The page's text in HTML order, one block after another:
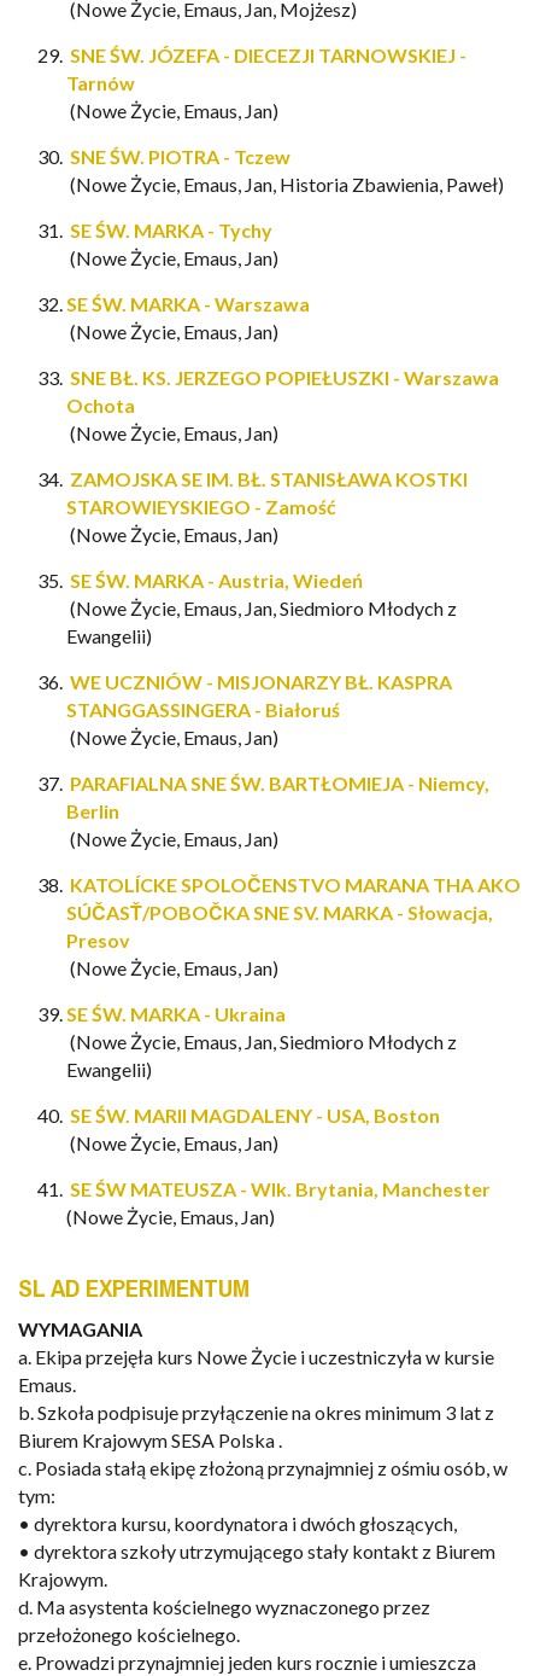
(Nowe Życie, Emaus, Jan, Mojżesz)
SNE ŚW. JÓZEFA - DIECEZJI TARNOWSKIEJ -
Tarnów
(Nowe Życie, Emaus, Jan)
SNE ŚW. PIOTRA - Tczew
(Nowe Życie, Emaus, Jan, Historia Zbawienia, Paweł)
SE ŚW. MARKA - Tychy
(Nowe Życie, Emaus, Jan)
SE ŚW. MARKA - Warszawa
(Nowe Życie, Emaus, Jan)
SNE BŁ. KS. JERZEGO POPIEŁUSZKI - Warszawa
Ochota
(Nowe Życie, Emaus, Jan)
ZAMOJSKA SE IM. BŁ. STANISŁAWA KOSTKI
STAROWIEYSKIEGO - Zamość
(Nowe Życie, Emaus, Jan)
SE ŚW. MARKA - Austria, Wiedeń
(Nowe Życie, Emaus, Jan, Siedmioro Młodych z
Ewangelii)
WE UCZNIÓW - MISJONARZY BŁ. KASPRA
STANGGASSINGERA - Białoruś
(Nowe Życie, Emaus, Jan)
PARAFIALNA SNE ŚW. BARTŁOMIEJA - Niemcy,
Berlin
(Nowe Życie, Emaus, Jan)
KATOLÍCKE SPOLOČENSTVO MARANA THA AKO
SÚČASŤ/POBOČKA SNE SV. MARKA - Słowacja,
Presov
(Nowe Życie, Emaus, Jan)
SE ŚW. MARKA - Ukraina
(Nowe Życie, Emaus, Jan, Siedmioro Młodych z
Ewangelii)
SE ŚW. MARII MAGDALENY - USA, Boston
(Nowe Życie, Emaus, Jan)
SE ŚW MATEUSZA - Wlk. Brytania, Manchester
(Nowe Życie, Emaus, Jan)
SL AD EXPERIMENTUM
WYMAGANIA
a. Ekipaprzejęła kurs Nowe Życie iuczestniczyław kursie
Emaus.
b. Szkołapodpisujeprzyłączenienaokres minimum 3 lat z
Biurem KrajowymSESA Polska
c. Posiada stałą ekipę złożoną przynajmniej z ośmiu osób, w
tym:
• dyrektora kursu, koordynatora idwóchgłoszących
• dyrektora szkoły utrzymującego stały kontakt z Biurem
Krajowym.
d. Maasystenta kościelnego wyznaczonego przez
przełożonego kościelnego.
e. Prowadziprzynajmniej jeden kurs rocznie iumieszcza